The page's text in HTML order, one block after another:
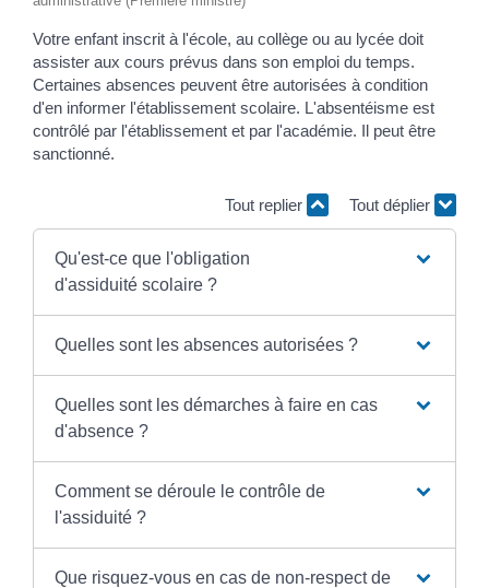
Votre enfant inscrit à l'école, au collège ou au lycée doit
assister aux cours prévus dans son emploi du temps.
Certaines absences peuvent être autorisées à condition
d'en informer l'établissement scolaire. L'absentéisme est
contrôlé par l'établissement et par l'académie. Il peut être
sanctionné.
Tout replier Tout déplier
Qu'est-ce que l'obligation
d'assiduité scolaire ?
Quelles sont les absences autorisées ?
Quelles sont les démarches à faire en cas
d'absence ?
Comment se déroule le contrôle de
l'assiduité ?
Que risquez-vous en cas de non-respect de